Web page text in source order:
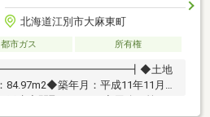
北海道江別市大麻東町
都市ガス 所有権
土地
築年月：平成11年11月築